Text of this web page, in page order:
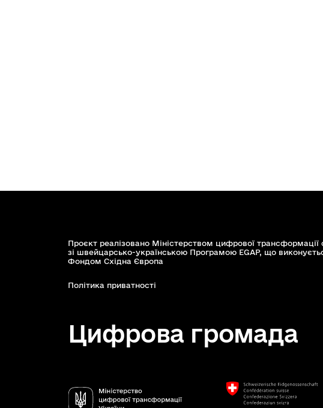
Проєкт реалізовано Міністерством цифрової трансформації
зі швейцарсько-українською Програмою EGAP, що
Фондом Східна Європа
Політика приватності
Цифрова громада